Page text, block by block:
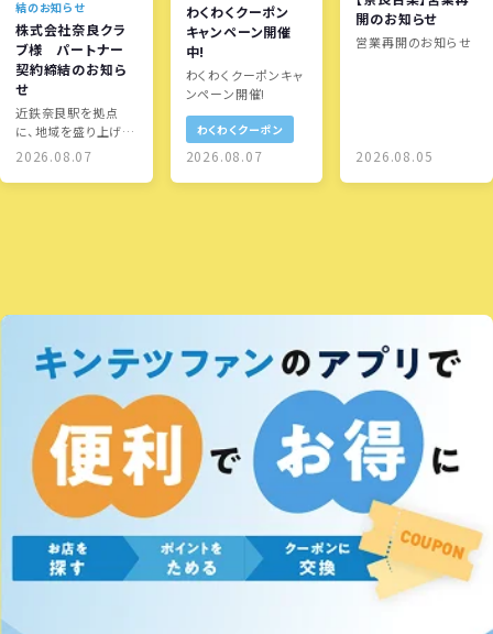
結のお知らせ
株式会社奈良クラ
ブ様 パートナー
契約締結のお知ら
せ
近鉄奈良駅を拠点
に、地域を盛り上げる
取り組みを展開しま
2026.08.07
わくわくクーポン
キャンペーン開催
中!
わくわくクーポンキャ
ンペーン開催!
わくわくクーポン
2026.08.07
開のお知らせ
営業再開のお知らせ
2026.08.05